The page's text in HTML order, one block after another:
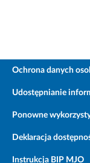
Ochrona danych
Udostępnianie
Ponowne
Deklaracja
Instrukcja BIP MJO